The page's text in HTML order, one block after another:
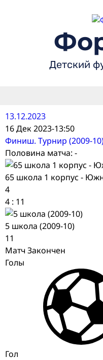
Детский
13.12.2023
16 Дек 2023-13:50
Финиш. Турнир (2009-
Половина матча: -
65 школа 1 корпус -
4
4 : 11
5 школа (2009-10)
11
Матч Закончен
Голы
Гол